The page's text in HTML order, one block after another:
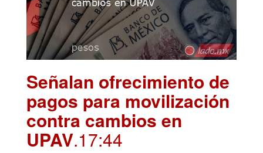
Señalan ofrecimiento de
pagos para movilización
contra cambios en
UPAV.17:44